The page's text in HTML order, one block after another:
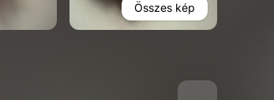
Összes kép